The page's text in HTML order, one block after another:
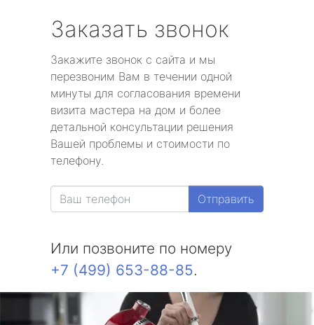
Заказать звонок
Закажите звонок с сайта и мы
перезвоним Вам в течении одной
минуты для согласования времени
визита мастера на дом и более
детальной консультации решения
Вашей проблемы и стоимости по
телефону.
Отправить
Или позвоните по номеру
+7 (499) 653-88-85.